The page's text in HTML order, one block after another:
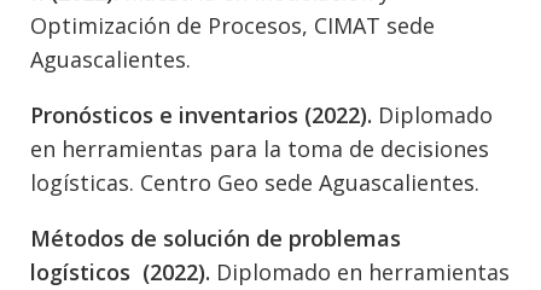
Optimización de Procesos, CIMAT sede
Aguascalientes.
Pronósticos e inventarios (2022). Diplomado
en herramientas para la toma de decisiones
logísticas. Centro Geo sede Aguascalientes.
Métodos de solución de problemas
logísticos (2022). Diplomado en herramientas